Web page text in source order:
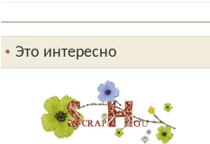
Это интересно